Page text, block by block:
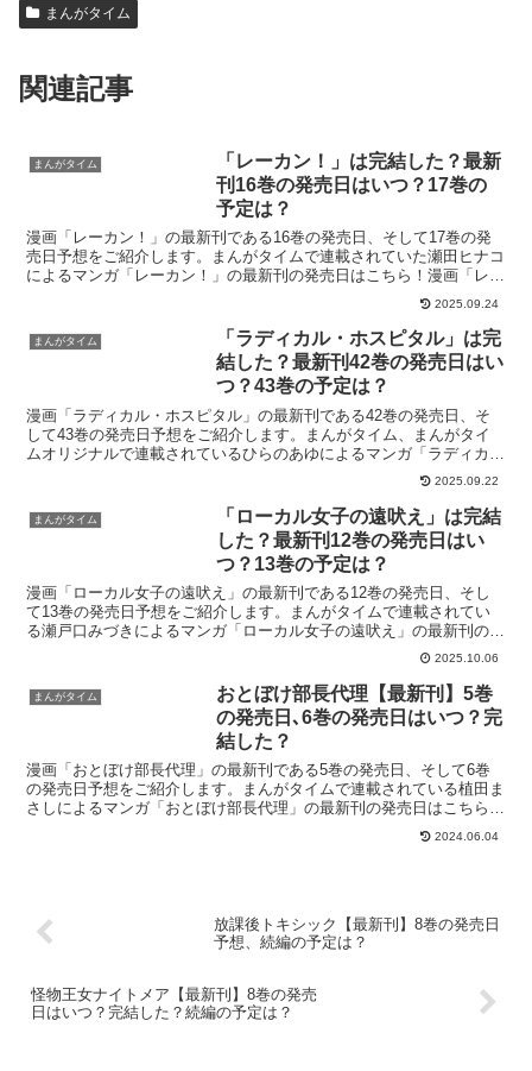
まんがタイム
関連記事
まんがタイム
「レーカン！」は完結した？最新
刊16巻の発売日はいつ？17巻の
予定は？
漫画「レーカン！」の最新刊である16巻の発売日、そして17巻の発
売日予想をご紹介します。まんがタイムで連載されていた瀬田ヒナコ
によるマンガ「レーカン！」の最新刊の発売日はこちら！漫画「レー
カン！」16巻の発売日はいつ？コミック「レーカン！」... 2025.09.24
まんがタイム
「ラディカル・ホスピタル」は完
結した？最新刊42巻の発売日はい
つ？43巻の予定は？
漫画「ラディカル・ホスピタル」の最新刊である42巻の発売日、そ
して43巻の発売日予想をご紹介します。まんがタイム、まんがタイ
ムオリジナルで連載されているひらのあゆによるマンガ「ラディカ
ル・ホスピタル」の最新刊の発売日はこちら！漫画「ラディカ...2025.09.22
まんがタイム
「ローカル女子の遠吠え」は完結
した？最新刊12巻の発売日はい
つ？13巻の予定は？
漫画「ローカル女子の遠吠え」の最新刊である12巻の発売日、そし
て13巻の発売日予想をご紹介します。まんがタイムで連載されてい
る瀬戸口みづきによるマンガ「ローカル女子の遠吠え」の最新刊の発
売日はこちら！漫画「ローカル女子の遠吠え」12巻の発売...2025.10.06
まんがタイム
おとぼけ部長代理【最新刊】5巻
の発売日､6巻の発売日はいつ？完
結した？
漫画「おとぼけ部長代理」の最新刊である5巻の発売日、そして6巻
の発売日予想をご紹介します。まんがタイムで連載されている植田ま
さしによるマンガ「おとぼけ部長代理」の最新刊の発売日はこちら！
漫画「おとぼけ部長代理」5巻の発売日はいつ？コミック「...2024.06.04
放課後トキシック【最新刊】8巻の発売日
予想、続編の予定は？
怪物王女ナイトメア【最新刊】8巻の発売
日はいつ？完結した？続編の予定は？